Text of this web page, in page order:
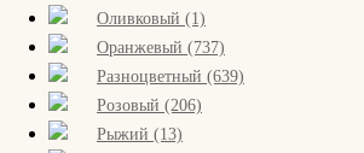
Оливковый (1)
Оранжевый (737)
Разноцветный (639)
Розовый (206)
Рыжий (13)
FAQ
Контакты